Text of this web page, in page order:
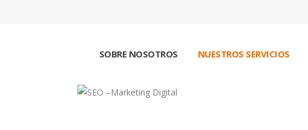
SOBRE NOSOTROS NUESTROS SERVICIOS